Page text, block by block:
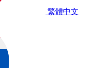
繁體中文